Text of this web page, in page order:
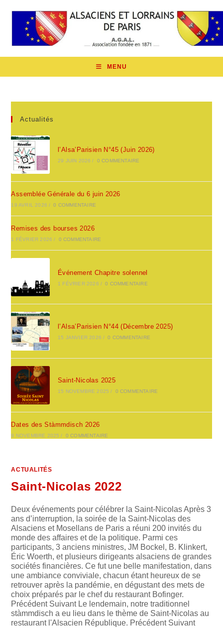
MENU
Actualités
l’Alsa’Parisien N°45 (Juin 2026)
29 JUIN 2026 / 0 COMMENTAIRE
Assemblée Générale du 6 juin 2026
19 AVRIL 2026 / 0 COMMENTAIRE
Remises des bourses 2026
1 FÉVRIER 2026 / 0 COMMENTAIRE
Événement Chapitre solennel
1 FÉVRIER 2026 / 0 COMMENTAIRE
l’Alsa’Parisien N°44 (Décembre 2025)
15 JANVIER 2026 / 0 COMMENTAIRE
Saint-Nicolas 2025
15 NOVEMBRE 2025 / 0 COMMENTAIRE
Dates des Stàmmdisch 2026
9 NOVEMBRE 2025 / 0 COMMENTAIRE
ACTUALITÉS
Saint-Nicolas 2022
Deux événements pour célébrer la Saint-Nicolas Après 3
ans d’interruption, la soirée de la Saint-Nicolas des
Alsaciens et Mosellans de Paris a réuni 200 invités du
monde des affaires et de la politique. Parmi ces
participants, 3 anciens ministres, JM Bockel, B. Klinkert,
Éric Woerth, et plusieurs dirigeants alsaciens de grandes
sociétés financières. Ce fut une belle manifestation, dans
une ambiance conviviale, chacun étant heureux de se
retrouver après la pandémie, en dégustant des mets de
choix préparés par le chef du restaurant Bofinger.
Précédent Suivant Le lendemain, notre traditionnel
stàmmdisch a eu lieu dans le thème de Saint-Nicolas au
restaurant l'Alsacien République. Précédent Suivant